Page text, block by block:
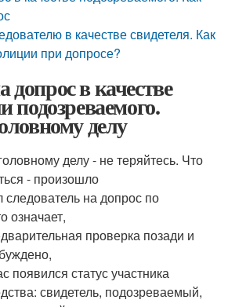
в качестве свидетеля. Как
при допросе?
в качестве
подозреваемого.
делу
делу - не теряйтесь. Что
- произошло
на допрос по
означает,
проверка позади и
появился статус участника
свидетель, подозреваемый,